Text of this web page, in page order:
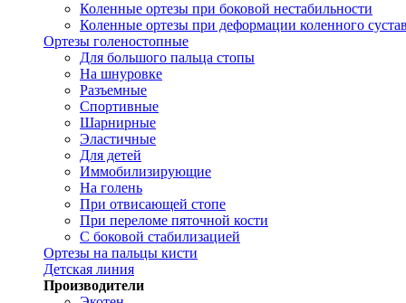
Коленные ортезы при боковой нестабильности
Коленные ортезы при деформации коленного
Ортезы голеностопные
Для большого пальца стопы
На шнуровке
Разъемные
Спортивные
Шарнирные
Эластичные
Для детей
Иммобилизирующие
На голень
При отвисающей стопе
При переломе пяточной кости
С боковой стабилизацией
Ортезы на пальцы кисти
Детская линия
Производители